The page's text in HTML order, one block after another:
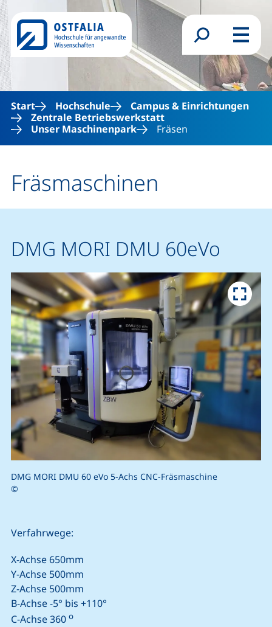
Direkt zum Inhalt
Suchformular
Menü
Start Hochschule
Campus & Einrichtungen
Zentrale Betriebswerkstatt
Unser Maschinenpark
Fräsen
Fräsmaschinen
DMG MORI DMU 60eVo
DMG MORI DMU 60 eVo 5-Achs CNC-Fräsmaschine
©
Verfahrwege:
X-Achse 650mm
Y-Achse 500mm
Z-Achse 500mm
B-Achse -5° bis +110°
C-Achse 360 o